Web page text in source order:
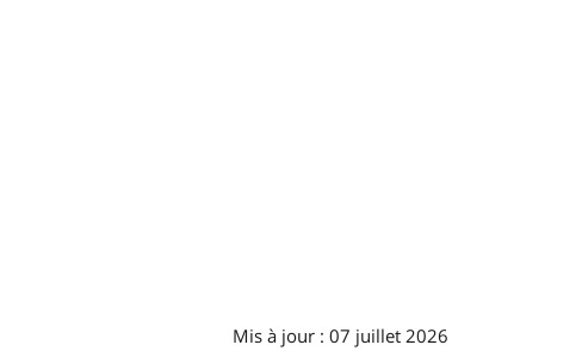
Mis à jour : 07 juillet 2026